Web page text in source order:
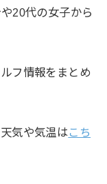
20代の女子から
フ情報をまとめ
気や気温はこち